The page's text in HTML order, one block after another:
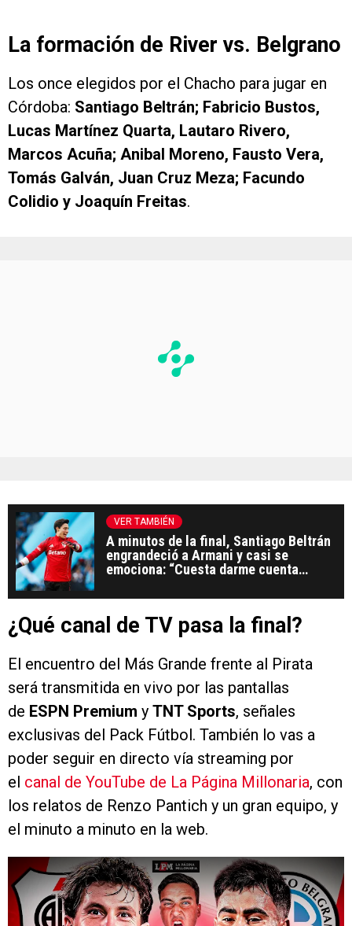
La formación de River vs. Belgrano
Los once elegidos por el Chacho para jugar en
Córdoba: Santiago Beltrán; Fabricio Bustos,
Lucas Martínez Quarta, Lautaro Rivero,
Marcos Acuña; Anibal Moreno, Fausto Vera,
Tomás Galván, Juan Cruz Meza; Facundo
Colidio y Joaquín Freitas.
VER TAMBIÉN
A minutos de la final, Santiago Beltrán
engrandeció a Armani y casi se
emociona: “Cuesta darme cuenta
¿Qué canal de TV pasa la final?
El encuentro del Más Grande frente al Pirata
será transmitida en vivo por las pantallas
de ESPN Premium y TNT Sports, señales
exclusivas del Pack Fútbol. También lo vas a
poder seguir en directo vía streaming por
el canal de YouTube de La Página Millonaria, con
los relatos de Renzo Pantich y un gran equipo, y
el minuto a minuto en la web.